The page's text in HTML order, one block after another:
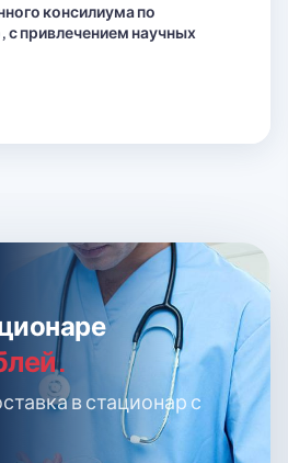
консилиума по
с привлечением научных
в стационар с